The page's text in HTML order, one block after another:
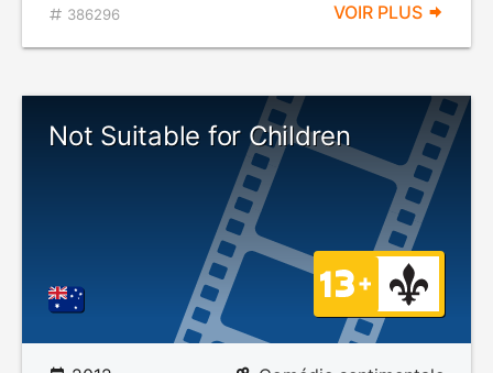
386296 VOIR PLUS
Not Suitable for Children